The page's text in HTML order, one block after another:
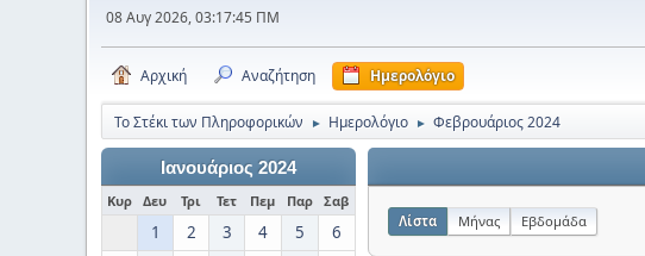
08 Αυγ 2026, 03:17:45 ΠΜ
Αρχική Αναζήτηση Ημερολόγιο
Το Στέκι των Πληροφορικών ► Ημερολόγιο ► Φεβρουάριος 2024
Ιανουάριος 2024
Κυρ Δευ Τρι Τετ Πεμ Παρ Σαβ
1 2 3 4 5
6
Λίστα Μήνας Εβδομάδα